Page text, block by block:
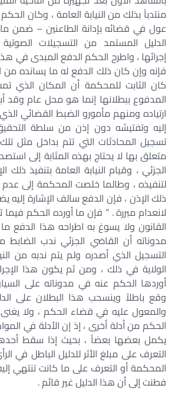
منتدباً بذلك من النيابة العامة ، وكان
عول في قضائه بإدانة الطاعنين – ضمن
الدليل المستمد من التسجيلات
إجرائها ، واطرح الحكم الدفع المبدى في
فإنه وإن كان ذلك الدفع له ما يسانده من
كان الثابت للمحكمة أن المكان الذي
المدفوع ببطلانها إنما هو محل عام وقد
ارتياده ومنهم مأمورو الضبط القضائي
إليه وتفتيشه دون إذن من سلطة
تسجيل المحادثات التي تتم بداخل مثل
متعلق بها لا يحتاج بهذه المثابة إلى
الجزئي ، وقيام النيابة العامة بتنفيذ ذلك
لتنفيذه ، وطالما خلصت المحكمة إلى
ذلك الإذن ، فإن الدفع سالف الإشارة
لانعدام مبررة . ” فإن ما أورده الحكم
القانون ولا يسوغ به اطراحه هذا الدفع
مدوناته أن القاضي الجزئي ندب الضابط
التسجيل الذي أصدره ولم يتم ندبه من
الولاية في ذلك ، ومن ثم يكون هذا
أوردها الحكم عنه في مدوناته على
وقع باطلاً وينسحب هذا البطلان على
والمعول عليه في قضاء الحكم ، ولا
الحكم من أدلة أخرى ، إذ إن الأدلة في
يكمل بعضها بعضاً ، بحيث إذا سقط
التعرف على مبلغ الأثر للدليل الباطل في
المحكمة أو التعرف على ما كانت تنتهي
فطنت إلى أن هذا الدليل غير قائم .